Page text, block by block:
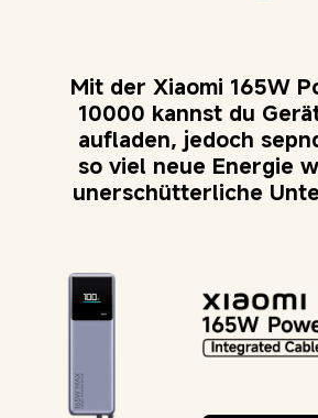
Mit der Xiaomi 165W
10000 kannst du
aufladen, jedoch
so viel neue Energie
unerschütterliche